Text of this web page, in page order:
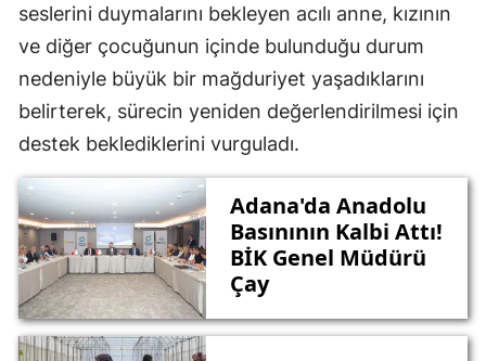
seslerini duymalarını bekleyen acılı anne, kızının
ve diğer çocuğunun içinde bulunduğu durum
nedeniyle büyük bir mağduriyet yaşadıklarını
belirterek, sürecin yeniden değerlendirilmesi için
destek beklediklerini vurguladı.
Adana'da Anadolu
Basınının Kalbi Attı!
BİK Genel Müdürü
Çay